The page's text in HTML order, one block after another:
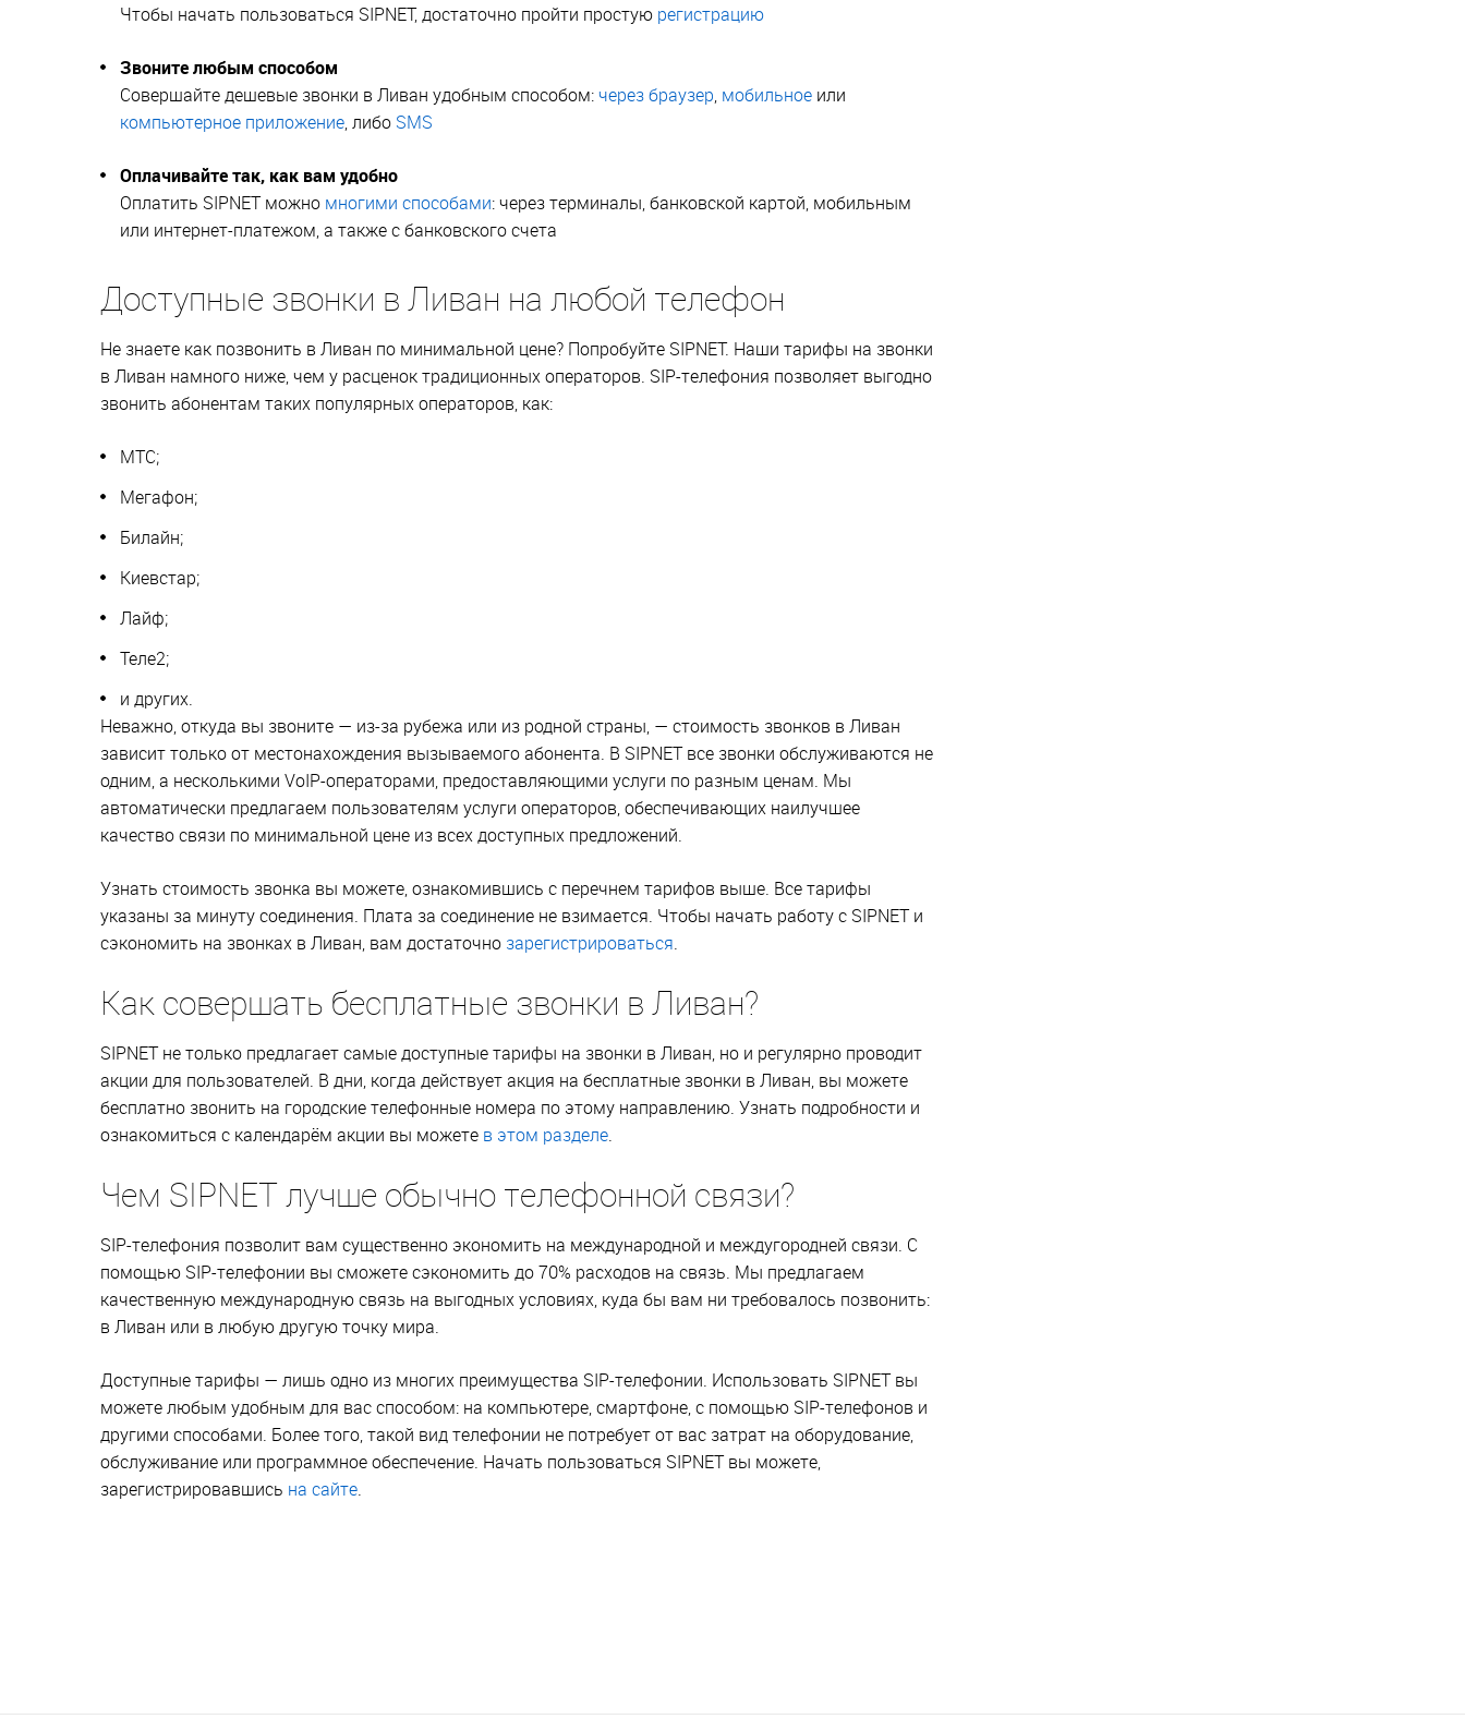
Чтобы начать пользоваться SIPNET, достаточно пройти простую регистрацию
Звоните любым способом
Совершайте дешевые звонки в Ливан удобным способом:через браузер, мобильное или
компьютерное приложение, либо SMS
Оплачивайте так, как вам удобно
Оплатить SIPNET можно многими способами: через терминалы, банковской картой, мобильным
или интернет-платежом, а также с банковского счета
Доступные звонки в Ливан на любой телефон
Не знаете как позвонить в Ливан по минимальной цене? Попробуйте SIPNET. Наши тарифы на звонки
в Ливан намного ниже, чем у расценок традиционных операторов. SIP-телефония позволяет выгодно
звонить абонентам таких популярных операторов, как:
МТС;
Мегафон;
Билайн;
Киевстар;
Лайф;
Теле2;
и других.
Неважно, откуда вы звоните — из-за рубежа или из родной страны, — стоимость звонков в Ливан
зависит только от местонахождения вызываемого абонента. В SIPNET все звонки обслуживаются не
одним, а несколькими VoIP-операторами, предоставляющими услуги по разным ценам. Мы
автоматически предлагаем пользователям услуги операторов, обеспечивающих наилучшее
качество связи по минимальной цене из всех доступных предложений.
Узнать стоимость звонка вы можете, ознакомившись с перечнем тарифов выше. Все тарифы
указаны за минуту соединения. Плата за соединение не взимается. Чтобы начать работу с SIPNET и
сэкономить на звонках в Ливан, вам достаточно зарегистрироваться.
Как совершать бесплатные звонки в Ливан?
SIPNET не только предлагает самые доступные тарифы на звонки в Ливан, но и регулярно проводит
акции для пользователей. В дни, когда действует акция на бесплатные звонки в Ливан, вы можете
бесплатно звонить на городские телефонные номера по этому направлению. Узнать подробности и
ознакомиться с календарём акции вы можете в этом разделе.
Чем SIPNET лучше обычно телефонной связи?
SIP-телефония позволит вам существенно экономить на международной и междугородней связи. С
помощью SIP-телефонии вы сможете сэкономить до 70% расходов на связь. Мы предлагаем
качественную международную связь на выгодных условиях, куда бы вам ни требовалось позвонить:
в Ливан или в любую другую точку мира.
Доступные тарифы — лишь одно из многих преимущества SIP-телефонии. Использовать SIPNET вы
можете любым удобным для вас способом: на компьютере, смартфоне, с помощью SIP-телефонов и
другими способами. Более того, такой вид телефонии не потребует от вас затрат на оборудование,
обслуживание или программное обеспечение. Начать пользоваться SIPNET вы можете,
зарегистрировавшись на сайте.